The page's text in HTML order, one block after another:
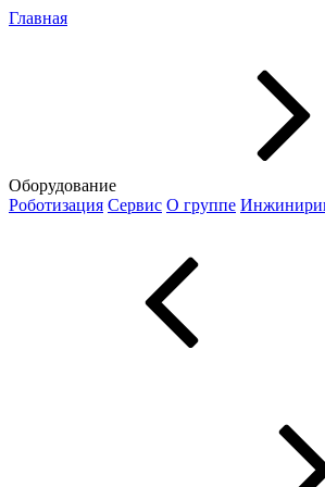
Главная
Оборудование
Роботизация Сервис О группе